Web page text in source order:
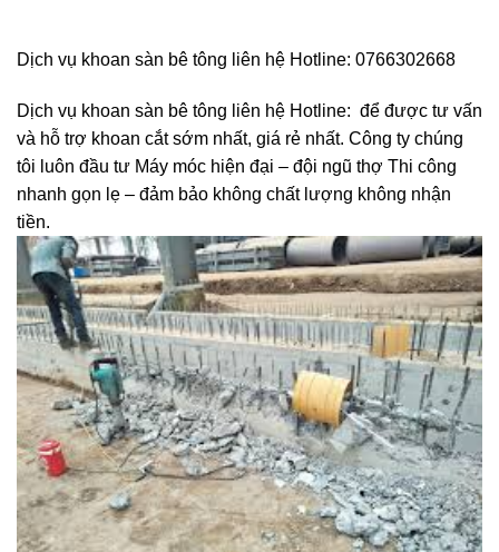
Dịch vụ khoan sàn bê tông liên hệ Hotline: 0766302668
Dịch vụ khoan sàn bê tông liên hệ Hotline: để được tư vấn
và hỗ trợ khoan cắt sớm nhất, giá rẻ nhất. Công ty chúng
tôi luôn đầu tư Máy móc hiện đại – đội ngũ thợ Thi công
nhanh gọn lẹ – đảm bảo không chất lượng không nhận
tiền.